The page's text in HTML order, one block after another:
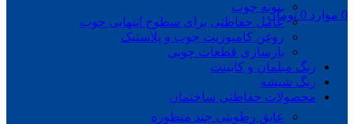
0 موارد 0 تومان
بتونه چوب
عامل حفاظتی برای سطوح انتهایی چوب
روغن کامپوزیت چوب و پلاستیک
بازسازی قطعات چوبی
رنگ مبلمان و کابینت
رنگ شیشه
محصولات حفاظتی ساختمان
عایق رطوبتی چند منظوره